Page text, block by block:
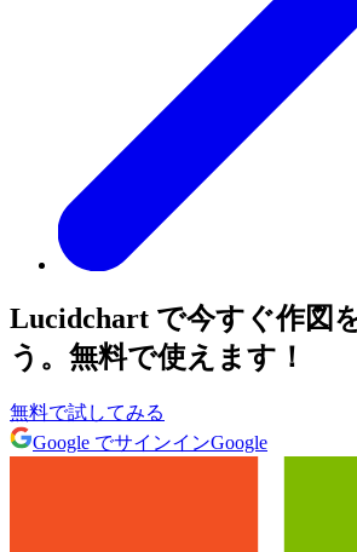
Lucidchart で今すぐ作図
う。無料で使えます！
無料で試してみる
Google でサインインGoogle